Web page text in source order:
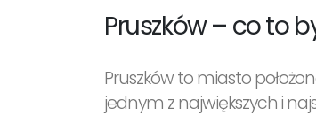
Pruszków – co to
Pruszków to miasto
jednym z największych i